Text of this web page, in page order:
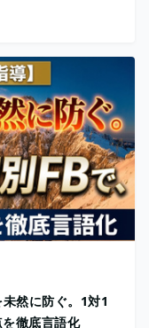
然に防ぐ。1対1
徹底言語化